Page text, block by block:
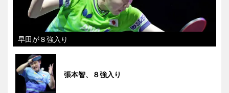
早田が８強入り
張本智、８強入り